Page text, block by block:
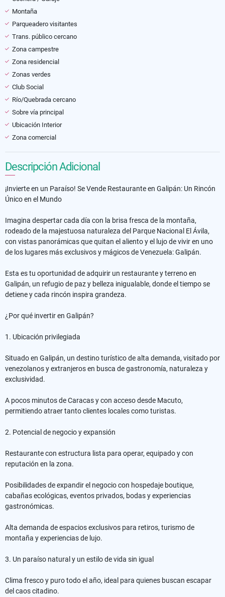
Montaña
Parqueadero visitantes
Trans. público cercano
Zona campestre
Zona residencial
Zonas verdes
Club Social
Río/Quebrada cercano
Sobre vía principal
Ubicación Interior
Zona comercial
Descripción Adicional
¡Invierte en un Paraíso! Se Vende Restaurante en Galipán: Un Rincón
Único en el Mundo
Imagina despertar cada día con la brisa fresca de la montaña,
rodeado de la majestuosa naturaleza del Parque Nacional El Ávila,
con vistas panorámicas que quitan el aliento y el lujo de vivir en uno
de los lugares más exclusivos y mágicos de Venezuela: Galipán.
Esta es tu oportunidad de adquirir un restaurante y terreno en
Galipán, un refugio de paz y belleza inigualable, donde el tiempo se
detiene y cada rincón inspira grandeza.
¿Por qué invertir en Galipán?
1. Ubicación privilegiada
Situado en Galipán, un destino turístico de alta demanda, visitado por
venezolanos y extranjeros en busca de gastronomía, naturaleza y
exclusividad.
A pocos minutos de Caracas y con acceso desde Macuto,
permitiendo atraer tanto clientes locales como turistas.
2. Potencial de negocio y expansión
Restaurante con estructura lista para operar, equipado y con
reputación en la zona.
Posibilidades de expandir el negocio con hospedaje boutique,
cabañas ecológicas, eventos privados, bodas y experiencias
gastronómicas.
Alta demanda de espacios exclusivos para retiros, turismo de
montaña y experiencias de lujo.
3. Un paraíso natural y un estilo de vida sin igual
Clima fresco y puro todo el año, ideal para quienes buscan escapar
del caos citadino.